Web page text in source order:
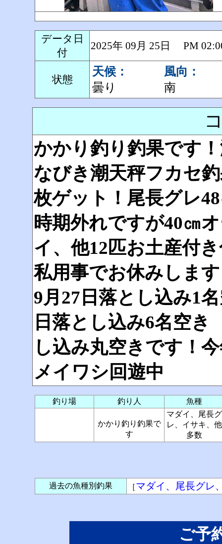
データ日
付
2025年 09月 25日 PM
状態
天候：
曇り
風向：
南
かかり釣り釣果です
なびき潮天秤フカセ
枚ゲット！尾長グレ
時期外れですが40㎝
イ、他12匹お土産付
私用事でお休みしま
9月27日落とし込み1
日落とし込み6名空
し込み丸空きです！
メイワシ回遊中
釣り場 釣り人 魚種
かかり釣り釣果で
す
マダイ、尾長グ
レ、イサキ、他
多数
過去の魚種別釣果 ［マダイ、尾長グレ
ご予